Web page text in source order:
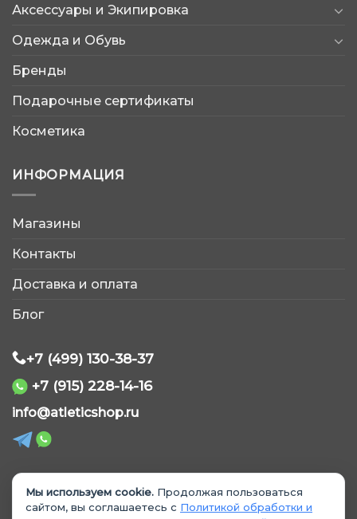
Аксессуары и Экипировка
Одежда и Обувь
Бренды
Подарочные сертификаты
Косметика
ИНФОРМАЦИЯ
Магазины
Контакты
Доставка и оплата
Блог
+7 (499) 130-38-37
+7 (915) 228-14-16
info@atleticshop.ru
Мы используем cookie. Продолжая пользоваться
сайтом, вы соглашаетесь с Политикой обработки и
© 2026 «AtleticShop». Все права защищены